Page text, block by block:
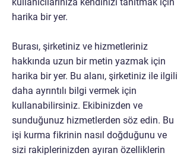
harika bir yer.
Burası, şirketiniz ve hizmetleriniz
hakkında uzun bir metin yazmak için
harika bir yer. Bu alanı, şirketiniz ile ilgili
daha ayrıntılı bilgi vermek için
kullanabilirsiniz. Ekibinizden ve
sunduğunuz hizmetlerden söz edin. Bu
işi kurma fikrinin nasıl doğduğunu ve
sizi rakiplerinizden ayıran özelliklerin